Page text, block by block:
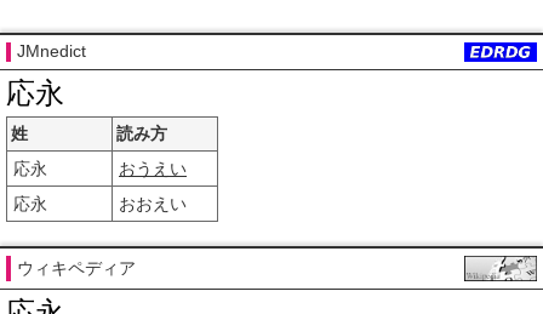
JMnedict
応永
姓
読み方
応永
おうえい
応永
おおえい
ウィキペディア